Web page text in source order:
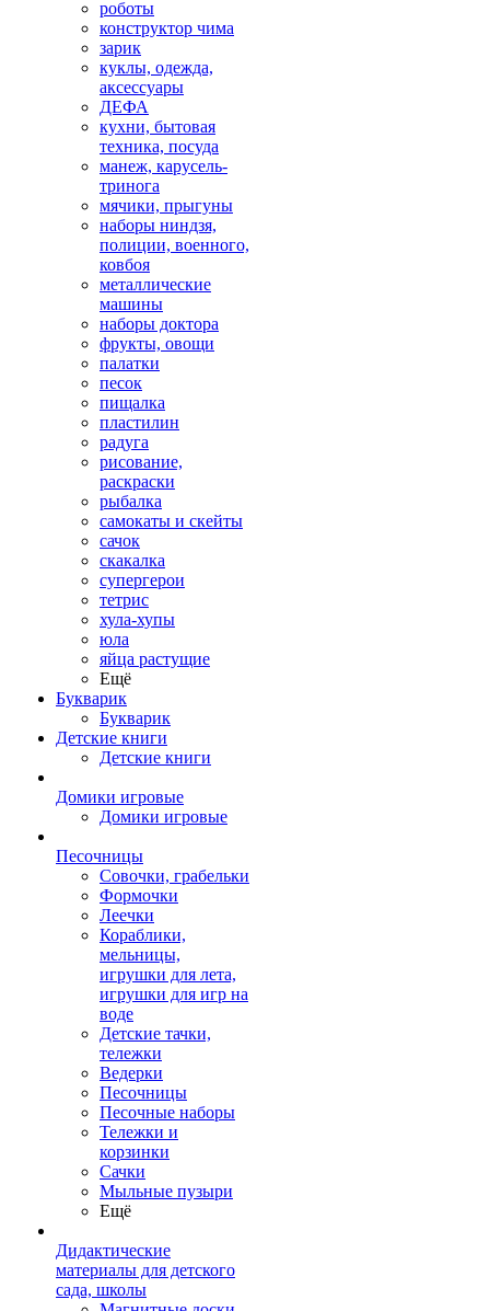
роботы
конструктор чима
зарик
куклы, одежда,
аксессуары
ДЕФА
кухни, бытовая
техника, посуда
манеж, карусель-
тринога
мячики, прыгуны
наборы ниндзя,
полиции, военного,
ковбоя
металлические
машины
наборы доктора
фрукты, овощи
палатки
песок
пищалка
пластилин
радуга
рисование,
раскраски
рыбалка
самокаты и скейты
сачок
скакалка
супергерои
тетрис
хула-хупы
юла
яйца растущие
Ещё
Букварик
Букварик
Детские книги
Детские книги
Домики игровые
Домики игровые
Песочницы
Совочки, грабельки
Формочки
Леечки
Кораблики,
мельницы,
игрушки для лета,
игрушки для игр на
воде
Детские тачки,
тележки
Ведерки
Песочницы
Песочные наборы
Тележки и
корзинки
Сачки
Мыльные пузыри
Ещё
Дидактические
материалы для детского
сада, школы